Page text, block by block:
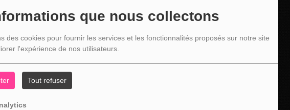
que nous collectons
des cookies pour fournir les services et les fonctionnalités proposés sur notre site
l'expérience de nos utilisateurs.
Tout refuser
Jean-Paul Bastin, Bourgmestre de Malmedy, député wallon,